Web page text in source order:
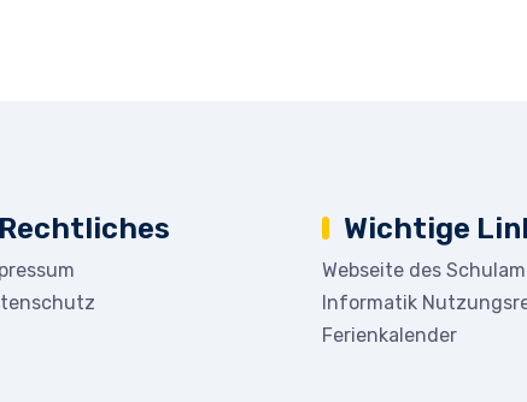
Rechtliches Wichtige
Webseite des
Informatik
Ferienkalender